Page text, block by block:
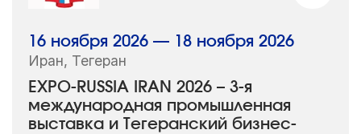
EXPO-RUSSIA IRAN 2026 – 3-я
международная промышленная
выставка и Тегеранский бизнес-
16 ноября 2026 — 18 ноября 2026
Иран, Тегеран